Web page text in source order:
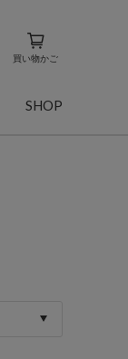
買い物かご
SHOP